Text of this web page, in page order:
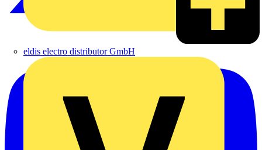
eldis electro distributor GmbH